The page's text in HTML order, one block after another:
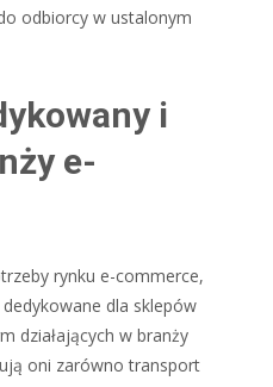
odbiorcy w ustalonym
i
e-
rynku e-commerce,
dedykowane dla sklepów
działających w branży
oni zarówno transport